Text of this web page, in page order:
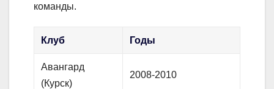
команды.
Клуб Годы
Авангард
(Курск)
2008-2010